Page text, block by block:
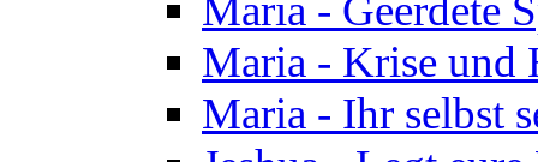
Maria - Krise und
Maria - Ihr selbst